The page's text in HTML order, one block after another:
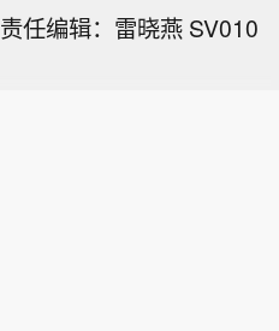
责任编辑：雷晓燕 SV010